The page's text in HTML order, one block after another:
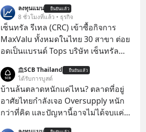
ลงทุนแมน ยืนยันแล้ว
8 ชั่วโมงที่แล้ว • ธุรกิจ
เซ็นทรัล รีเทล (CRC) เข้าซื้อกิจการ
MaxValu ทั้งหมดในไทย 30 สาขา ต่อย
อดเป็นแบรนด์ Tops บริษัท เซ็นทรัล
CRC แจ้งตลาดหลักทรัพย์ฯ ว่า บริษัท
เซ็นทรัล ฟู้ด รีเทล จำกัด (CFR) ซึ่งเป็น
บริษัทย่อยที่ CRC ถือหุ้นทั้งทางตรงและ
ทางอ้อม 100%
SCB Thailand ยืนยันแล้ว
ได้รับการบูสต์
บ้านล้นตลาดหนักแค่ไหน? ตลาดที่อยู่
อาศัยไทยกำลังเจอ Oversupply หนัก
กว่าที่คิด และปัญหานี้อาจไม่ได้จบแค่